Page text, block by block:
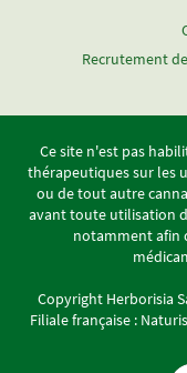
Recrutement
Ce site n'est pas
thérapeutiques sur les
ou de tout autre
avant toute utilisation
notamment afin
Copyright Herborisia
Filiale française :